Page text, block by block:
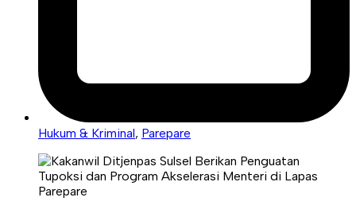
Hukum & Kriminal, Parepare